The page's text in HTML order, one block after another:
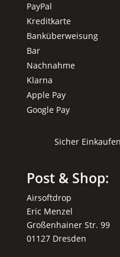
PayPal
Kreditkarte
Banküberweisung
Bar
Nachnahme
Klarna
Apple Pay
Google Pay
Sicher
Post & Shop:
Airsoftdrop
Eric Menzel
Großenhainer Str. 99
01127 Dresden